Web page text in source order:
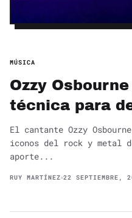
MÚSICA
Ozzy
técnica para
El cantante Ozzy
iconos del rock y metal
aporte...
RUY MARTÍNEZ 22 SEPTIEMBRE,